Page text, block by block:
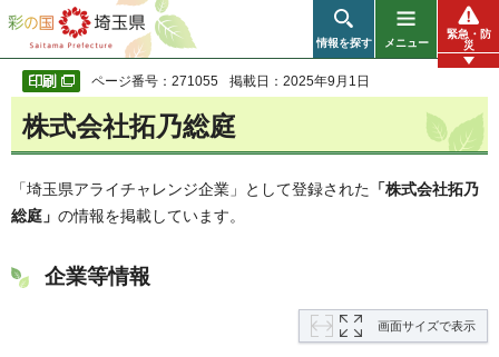
彩の国 埼玉県
情報を探す メニュー
緊急・防
災
ページ番号：271055 掲載日：2025年9月1日
株式会社拓乃総庭
「埼玉県アライチャレンジ企業」として登録された 「株式会社拓乃
総庭 」 の情報を掲載しています。
企業等情報
画面サイズで表示